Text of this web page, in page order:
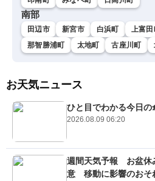
南部
田辺市 新宮市 白浜町 上富
那智勝浦町
太地町 古座川町
お天気ニュース
ひと目でわかる今日
2026.08.09 06:20
週間天気予報 お盆休
意 移動に影響のおそ